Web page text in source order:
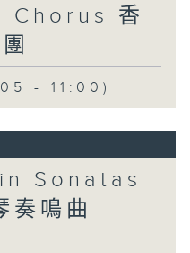
Chorus 香
- 11:00)
Sonatas
奏鳴曲